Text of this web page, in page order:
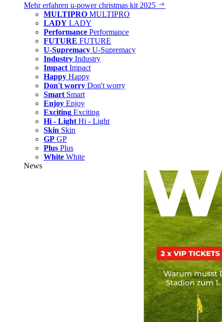
Mehr erfahren u‑power christmas kit 2025
MULTIPRO MULTIPRO
LADY LADY
Performance Performance
FUTURE FUTURE
U-Supremacy U-Supremacy
Industry Industry
Impact Impact
Happy Happy
Don't worry Don't worry
Smart Smart
Enjoy Enjoy
Exciting Exciting
Hi - Light Hi - Light
Skin Skin
GP GP
Plus Plus
White White
News